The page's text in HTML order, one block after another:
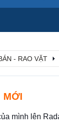
- RAO VẶT
MỚI
mình lên